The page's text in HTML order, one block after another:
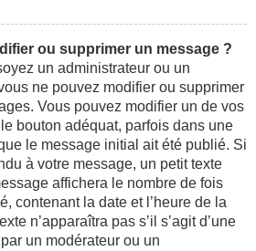
ou supprimer un message ?
un administrateur ou un
ne pouvez modifier ou supprimer
Vous pouvez modifier un de vos
bouton adéquat, parfois dans une
le message initial ait été publié. Si
à votre message, un petit texte
affichera le nombre de fois
contenant la date et l’heure de la
n’apparaîtra pas s’il s’agit d’une
un modérateur ou un